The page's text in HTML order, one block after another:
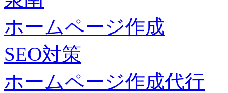
ホームページ作成
SEO対策
ホームページ作成代行